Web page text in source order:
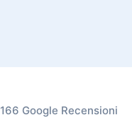
166 Google Recensioni